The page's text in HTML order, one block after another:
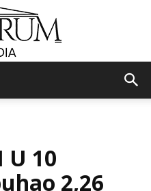
U 10
2,26